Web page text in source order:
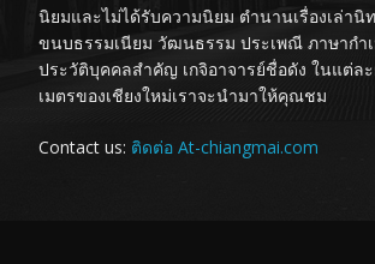
นิยมและไม่ได้รับความนิยม ตำนานเรื่องเล่า
ขนบธรรมเนียม วัฒนธรรม ประเพณี ภาษากำเ
ประวัติบุคคลสำคัญ เกจิอาจารย์ชื่อดัง ในแต่ล
เมตรของเชียงใหม่เราจะนำมาให้คุณชม
Contact us: ติดต่อ At-chiangmai.com